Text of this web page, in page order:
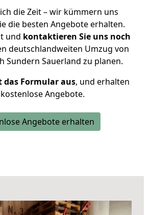
die Zeit – wir kümmern uns
die besten Angebote erhalten.
und kontaktieren Sie uns noch
deutschlandweiten Umzug von
Sundern Sauerland zu planen.
das Formular aus, und erhalten
Angebote.
Angebote erhalten